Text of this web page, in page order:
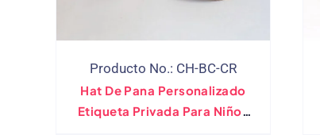
Producto No.: CH-BC-CR
Hat De Pana Personalizado
Etiqueta Privada Para Niños